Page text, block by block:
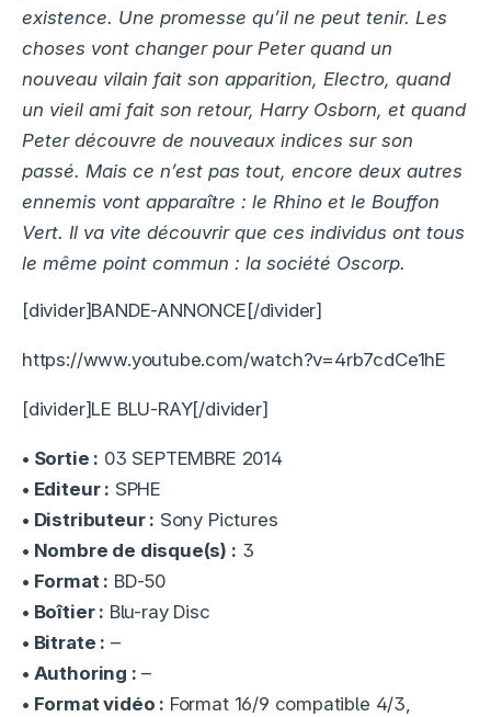
existence. Une promesse qu’il ne peut tenir. Les
choses vont changer pour Peter quand un
nouveau vilain fait son apparition, Electro, quand
un vieil ami fait son retour, Harry Osborn, et quand
Peter découvre de nouveaux indices sur son
passé. Mais ce n’est pas tout, encore deux autres
ennemis vont apparaître : le Rhino et le Bouffon
Vert. Il va vite découvrir que ces individus ont tous
le même point commun : la société Oscorp.
[divider]BANDE-ANNONCE[/divider]
https://www.youtube.com/watch?v=4rb7cdCe1hE
[divider]LE BLU-RAY[/divider]
• Sortie : 03 SEPTEMBRE 2014
• Editeur : SPHE
• Distributeur : Sony Pictures
• Nombre de disque(s) : 3
• Format : BD-50
• Boîtier : Blu-ray Disc
• Bitrate : –
• Authoring : –
• Format vidéo : Format 16/9 compatible 4/3,